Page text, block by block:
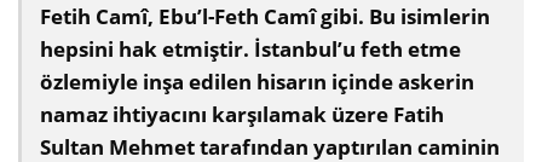
Fetih Camî, Ebu’l-Feth Camî gibi. Bu isimlerin
hepsini hak etmiştir. İstanbul’u feth etme
özlemiyle inşa edilen hisarın içinde askerin
namaz ihtiyacını karşılamak üzere Fatih
Sultan Mehmet tarafından yaptırılan caminin